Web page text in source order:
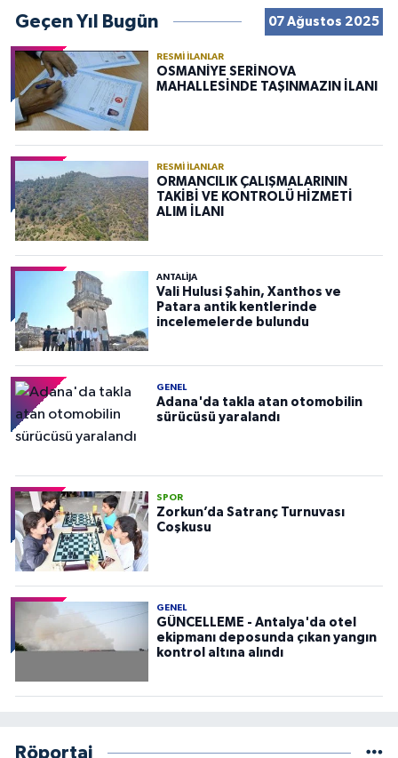
Geçen Yıl Bugün 07 Ağustos 2025
RESMI İLANLAR
OSMANİYE SERİNOVA
MAHALLESİNDE TAŞINMAZIN İLANI
RESMI İLANLAR
ORMANCILIK ÇALIŞMALARININ
TAKİBİ VE KONTROLÜ HİZMETİ
ALIM İLANI
ANTALIJA
Vali Hulusi Şahin, Xanthos ve
Patara antik kentlerinde
incelemelerde bulundu
GENEL
Adana'da takla atan otomobilin
sürücüsü yaralandı
SPOR
Zorkun’da Satranç Turnuvası
Coşkusu
GENEL
GÜNCELLEME - Antalya'da otel
ekipmanı deposunda çıkan yangın
kontrol altına alındı
Röportaj